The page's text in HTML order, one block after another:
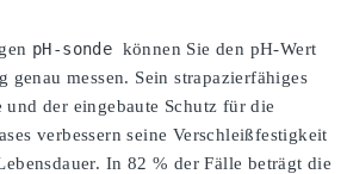
pH-sonde können Sie den pH-Wert
genau messen. Sein strapazierfähiges
und der eingebaute Schutz für die
verbessern seine Verschleißfestigkeit
In 82 % der Fälle beträgt die